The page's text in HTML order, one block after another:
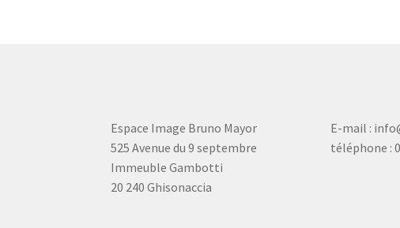
Espace Image Bruno Mayor
525 Avenue du 9 septembre
Immeuble Gambotti
20 240 Ghisonaccia
E-mail :
téléphone :